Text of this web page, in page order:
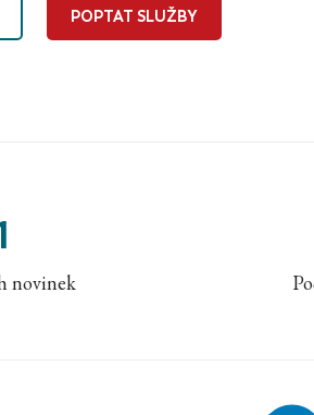
POPTAT SLUŽBY
novinek